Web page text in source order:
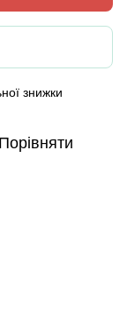
знижки
Порівняти